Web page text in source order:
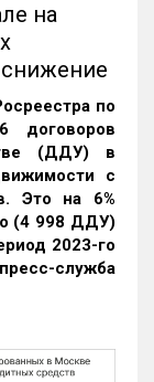
на
по
договоров
(ДДУ) в
с
Это на 6%
(4 998 ДДУ)
2023-го
служба